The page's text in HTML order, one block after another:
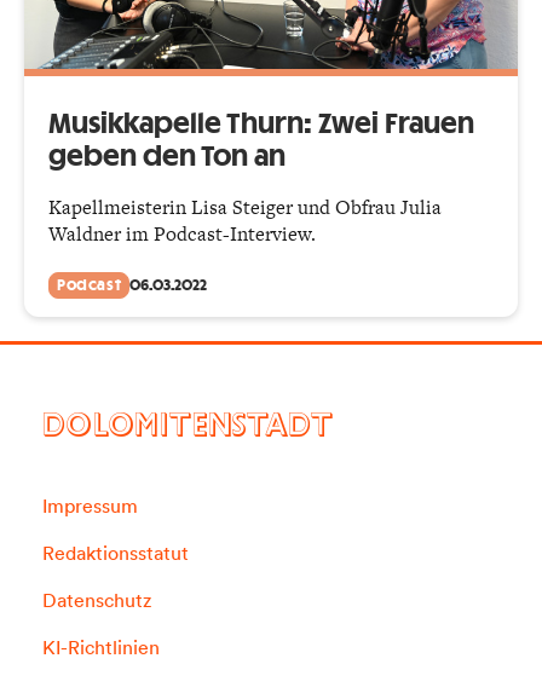
Musikkapelle Thurn: Zwei Frauen
geben den Ton an
Kapellmeisterin Lisa Steiger und Obfrau Julia
Waldner im Podcast-Interview.
Podcast 06.03.2022
DOLOMITENSTADT
Impressum
Redaktionsstatut
Datenschutz
KI-Richtlinien